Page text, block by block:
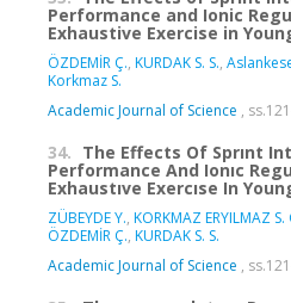
Performance and Ionic
Exhaustive Exercise in
ÖZDEMİR Ç., KURDAK S. S.,
Korkmaz S.
Academic Journal of Science ,
34. The Effects Of Sprınt
Performance And Ionıc
Exhaustıve Exercıse In
ZÜBEYDE Y., KORKMAZ ERYILMAZ S.
ÖZDEMİR Ç., KURDAK S. S.
Academic Journal of Science ,